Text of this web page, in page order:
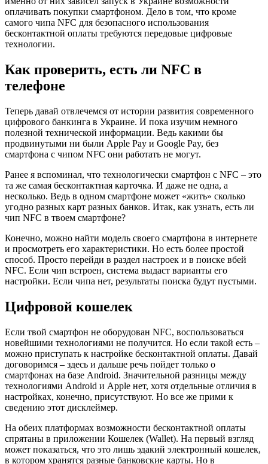
оплачивать покупки смартфоном. Дело в том, что кроме
самого чипа NFC для безопасного использования
бесконтактной оплаты требуются передовые цифровые
технологии.
Как проверить, есть ли NFC в
телефоне
Теперь давай отвлечемся от истории развития современного
цифрового банкинга в Украине. И пока изучим немного
полезной технической информации. Ведь какими бы
продвинутыми ни были Apple Pay и Google Pay, без
смартфона с чипом NFC они работать не могут.
Ранее я вспоминал, что технологически смартфон с NFC – это
та же самая бесконтактная карточка. И даже не одна, а
несколько. Ведь в одном смартфоне может «жить» сколько
угодно разных карт разных банков. Итак, как узнать, есть ли
чип NFC в твоем смартфоне?
Конечно, можно найти модель своего смартфона в интернете
и просмотреть его характеристики. Но есть более простой
способ. Просто перейди в раздел настроек и в поиске вбей
NFC. Если чип встроен, система выдаст варианты его
настройки. Если чипа нет, результаты поиска будут пустыми.
Цифровой кошелек
Если твой смартфон не оборудован NFC, воспользоваться
новейшими технологиями не получится. Но если такой есть –
можно приступать к настройке бесконтактной оплаты. Давай
договоримся – здесь и дальше речь пойдет только о
смартфонах на базе Android. Значительной разницы между
технологиями Android и Apple нет, хотя отдельные отличия в
настройках, конечно, присутствуют. Но все же прими к
сведению этот дисклеймер.
На обеих платформах возможности бесконтактной оплаты
спрятаны в приложении Кошелек (Wallet). На первый взгляд
может показаться, что это лишь эдакий электронный кошелек,
в котором хранятся разные банковские карты. Но в